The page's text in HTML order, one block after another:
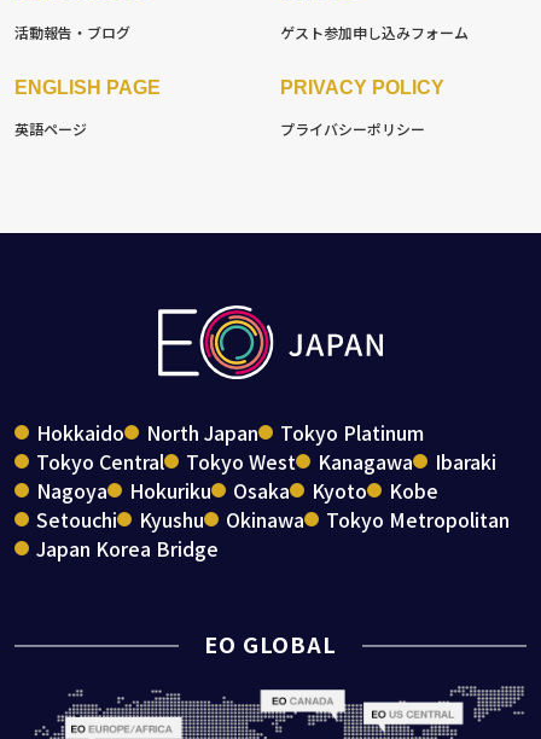
活動報告・ブログ
ENGLISH PAGE
英語ページ
ゲスト参加申し込みフォーム
PRIVACY POLICY
プライバシーポリシー
Hokkaido North Japan
Tokyo Platinum
Tokyo Central
Tokyo West Kanagawa
Ibaraki
Nagoya
Hokuriku Osaka Kyoto
Kobe
Setouchi
Kyushu Okinawa
Tokyo Metropolitan
Japan Korea Bridge
EO GLOBAL